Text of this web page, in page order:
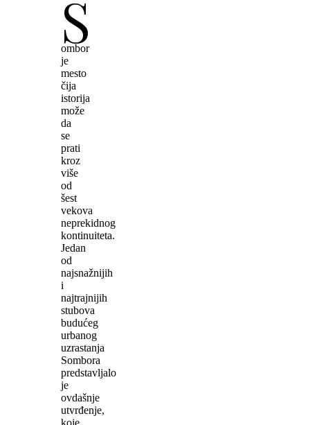
S
ombor
je
mesto
čija
istorija
može
da
se
prati
kroz
više
od
šest
vekova
neprekidnog
kontinuiteta.
Jedan
od
najsnažnijih
i
najtrajnijih
stubova
budućeg
urbanog
uzrastanja
Sombora
predstavljalo
je
ovdašnje
utvrđenje,